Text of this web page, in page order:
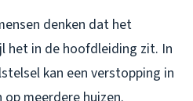
denken dat het
het in de hoofdleiding zit. In
kan een verstopping in